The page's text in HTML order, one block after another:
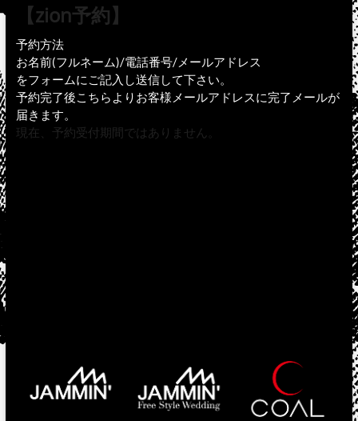
【zion予約】
予約方法
お名前(フルネーム)/電話番号/メールアドレス
をフォームにご記入し送信して下さい。
予約完了後こちらよりお客様メールアドレスに完了メールが
届きます。
現在、予約受付期間ではありません。